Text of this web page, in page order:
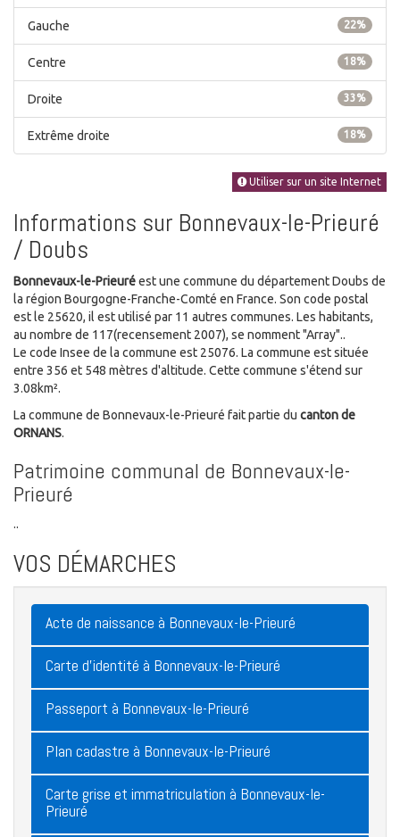
22%
Gauche
18%
Centre
33%
Droite
18%
Extrême droite
Utiliser sur un site Internet
Informations sur Bonnevaux-le-Prieuré
/ Doubs
Bonnevaux-le-Prieuréest une commune du département Doubs de
la région Bourgogne-Franche-Comté en France. Son code postal
est le 25620, il est utilisé par 11 autres communes. Les habitants,
au nombre de 117(recensement 2007), se nomment "Array"..
Le code Insee de la commune est 25076. La commune est située
entre 356 et 548 mètres d'altitude. Cette commune s'étend sur
3.08km².
La commune de Bonnevaux-le-Prieuré fait partie du canton de
ORNANS.
Patrimoine communal de Bonnevaux-le-
Prieuré
..
VOS DÉMARCHES
Acte de naissance à Bonnevaux-le-Prieuré
Carte d'identité à Bonnevaux-le-Prieuré
Passeport à Bonnevaux-le-Prieuré
Plan cadastre à Bonnevaux-le-Prieuré
Carte grise et immatriculation à Bonnevaux-le-
Prieuré